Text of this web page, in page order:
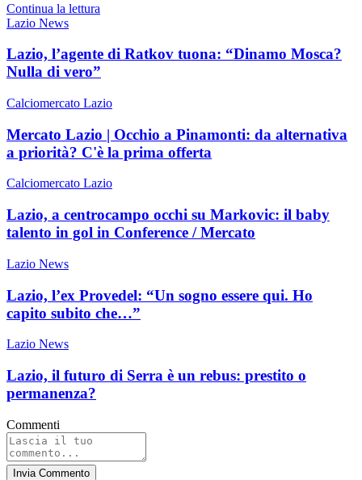
Continua la lettura
Lazio News
Lazio, l’agente di Ratkov tuona: “Dinamo Mosca?
Nulla di vero”
Calciomercato Lazio
Mercato Lazio | Occhio a Pinamonti: da alternativa
a priorità? C'è la prima offerta
Calciomercato Lazio
Lazio, a centrocampo occhi su Markovic: il baby
talento in gol in Conference / Mercato
Lazio News
Lazio, l’ex Provedel: “Un sogno essere qui. Ho
capito subito che…”
Lazio News
Lazio, il futuro di Serra è un rebus: prestito o
permanenza?
Commenti
Invia Commento